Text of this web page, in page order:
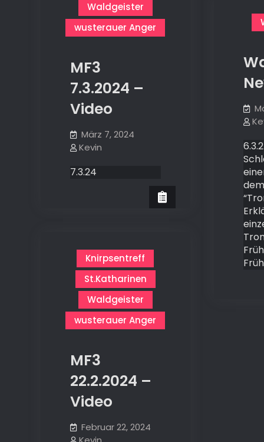
Waldgeister
wusterauer Anger
MF3
7.3.2024 –
Video
März 7, 2024
Kevin
7.3.24
Knirpsentreff
St.Katharinen
Waldgeister
wusterauer Anger
MF3
22.2.2024 –
Video
Februar 22, 2024